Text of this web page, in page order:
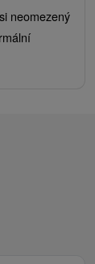
neomezený